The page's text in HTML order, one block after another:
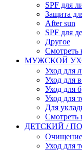
SPF для
Защита
After sun
SPF для
Другое
Смотреть
МУЖСКОЙ
Уход для
Уход для
Уход для
Уход для
Для
Смотреть
ДЕТСКИЙ /
Очищение
Уход для